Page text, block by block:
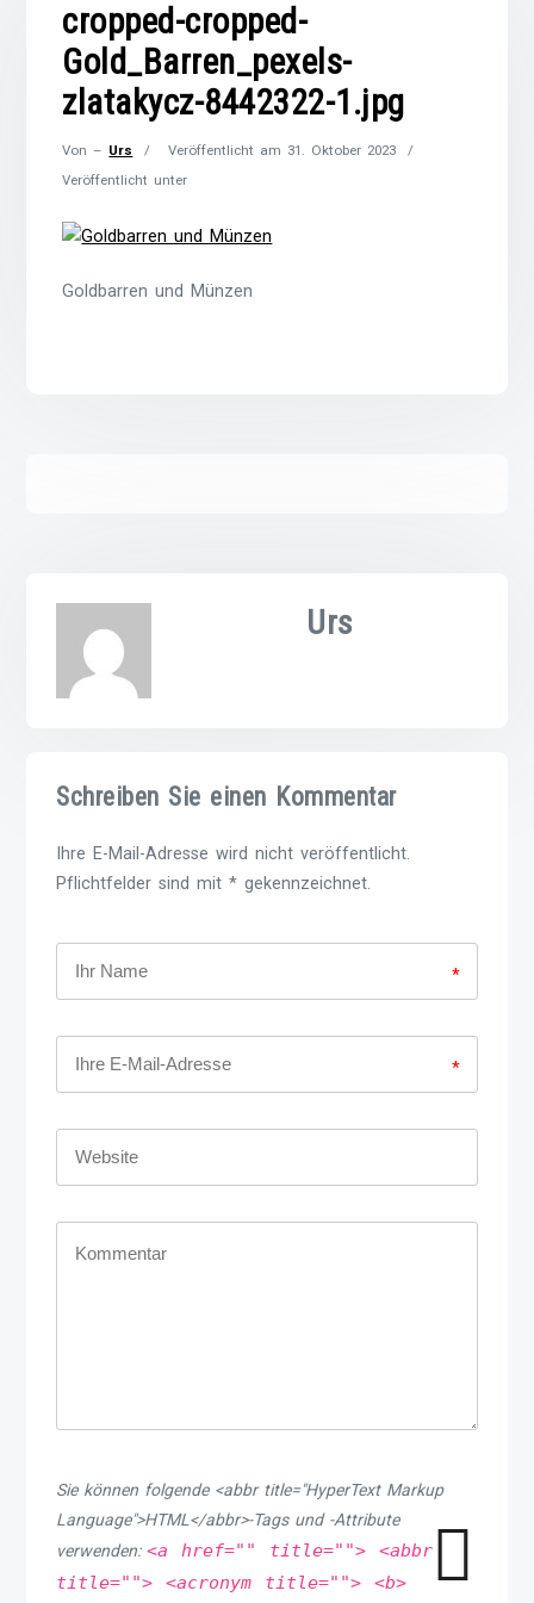
cropped-cropped-
Gold_Barren_pexels-
zlatakycz-8442322-1.jpg
Von – Urs Veröffentlicht am 31. Oktober 2023
Veröffentlicht unter
Goldbarren und Münzen
Urs
Schreiben Sie einen Kommentar
Ihre E-Mail-Adresse wird nicht veröffentlicht.
Pflichtfelder sind mit * gekennzeichnet.
*
*
Sie können folgende <abbr title="HyperText Markup
Language">HTML</abbr>-Tags und -Attribute
verwenden:<a href="" title=""> <abbr
title=""> <acronym title=""> <b>